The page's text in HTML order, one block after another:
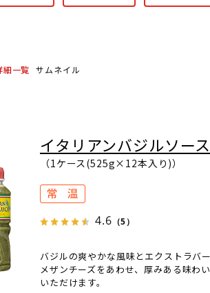
細一覧 サムネイル
イタリアンバジルソー
（1ケース(525g×12本入り)）
4.6 （5）
バジルの爽やかな風味とエクストラバ
メザンチーズをあわせ、厚みある味わ
いただけます。